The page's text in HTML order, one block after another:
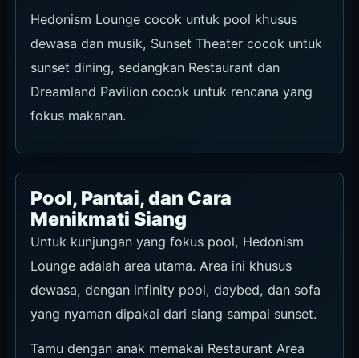
Hedonism Lounge cocok untuk pool khusus
dewasa dan musik, Sunset Theater cocok untuk
sunset dining, sedangkan Restaurant dan
Dreamland Pavilion cocok untuk rencana yang
fokus makanan.
Pool, Pantai, dan Cara
Menikmati Siang
Untuk kunjungan yang fokus pool, Hedonism
Lounge adalah area utama. Area ini khusus
dewasa, dengan infinity pool, daybed, dan sofa
yang nyaman dipakai dari siang sampai sunset.
Tamu dengan anak memakai Restaurant Area